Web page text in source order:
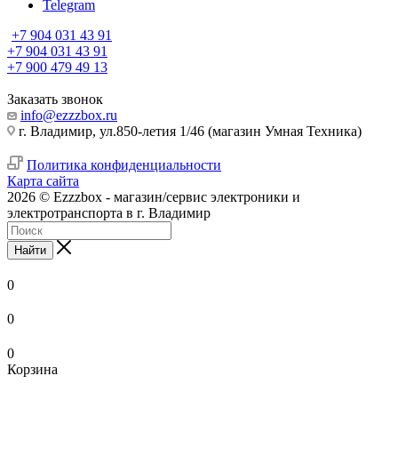
Telegram
+7 904 031 43 91
+7 904 031 43 91
+7 900 479 49 13
Заказать звонок
info@ezzzbox.ru
г. Владимир, ул.850-летия 1/46 (магазин Умная Техника)
Политика конфиденциальности
Карта сайта
2026 © Ezzzbox - магазин/сервис электроники и
электротранспорта в г. Владимир
Найти
0
0
0
Корзина